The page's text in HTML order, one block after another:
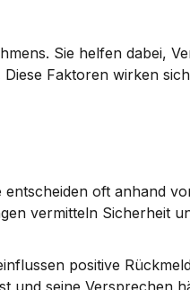
Sie helfen dabei,
Faktoren wirken
oft anhand
vermitteln Sicherheit
positive
und seine Versprechen